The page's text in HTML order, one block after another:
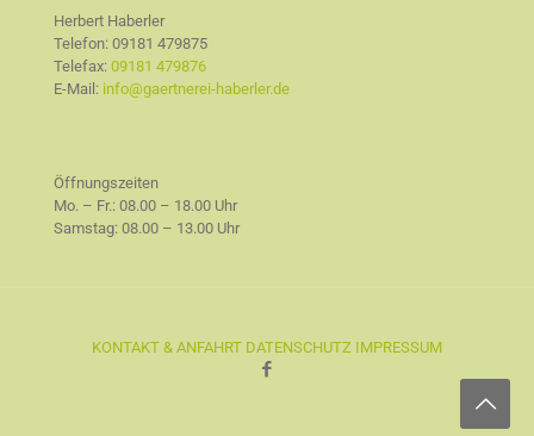
Herbert Haberler
Telefon: 09181 479875
Telefax: 09181 479876
E-Mail: info@gaertnerei-haberler.de
Öffnungszeiten
Mo. – Fr.: 08.00 – 18.00 Uhr
Samstag: 08.00 – 13.00 Uhr
KONTAKT & ANFAHRT DATENSCHUTZ IMPRESSUM